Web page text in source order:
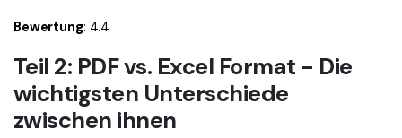
Bewertung: 4.4
Teil 2: PDF vs. Excel Format - Die
wichtigsten Unterschiede
zwischen ihnen